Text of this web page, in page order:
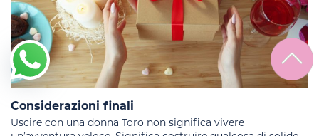
Considerazioni finali
Uscire con una donna Toro non significa vivere